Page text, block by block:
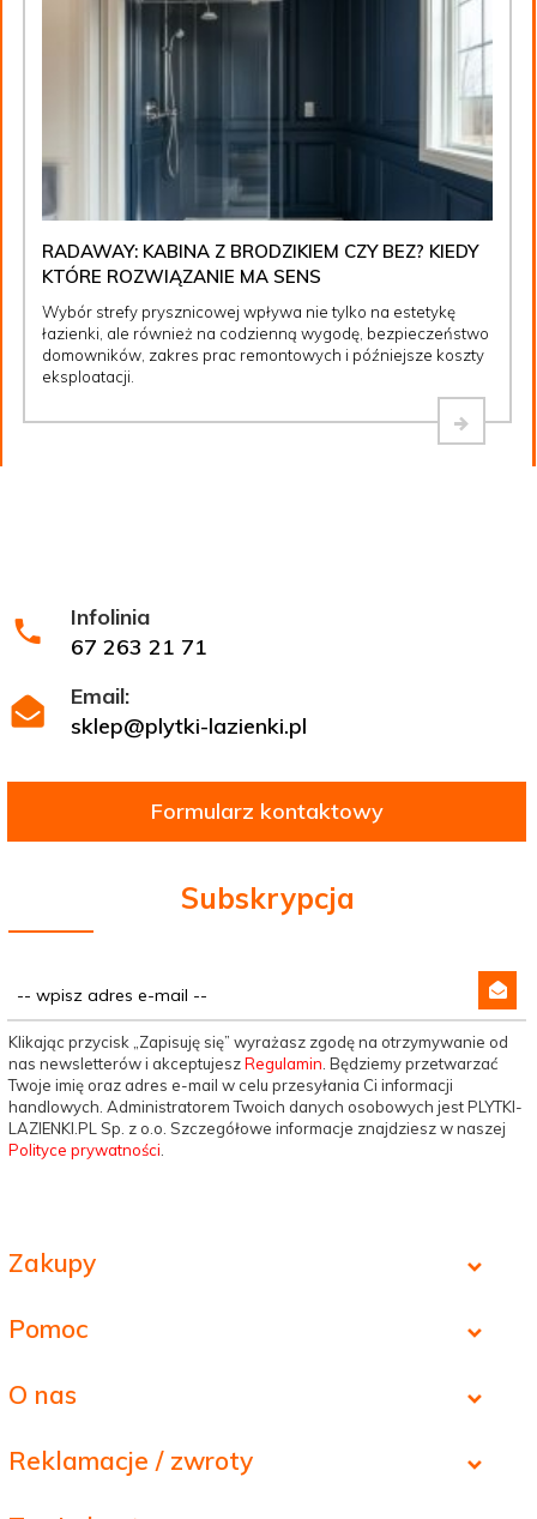
RADAWAY: KABINA Z BRODZIKIEM CZY BEZ? KIEDY
KTÓRE ROZWIĄZANIE MA SENS
Wybór strefy prysznicowej wpływa nie tylko na estetykę
łazienki, ale również na codzienną wygodę, bezpieczeństwo
domowników, zakres prac remontowych i późniejsze koszty
eksploatacji.
Infolinia
67 263 21 71
Email:
sklep@plytki-lazienki.pl
Formularz kontaktowy
Subskrypcja
Klikając przycisk „Zapisuję się” wyrażasz zgodę na otrzymywanie od
nas newsletterów i akceptujeszRegulamin . Będziemy przetwarzać
Twoje imię oraz adres e-mail w celu przesyłania Ci informacji
handlowych. Administratorem Twoich danych osobowych jest PLYTKI-
LAZIENKI.PL Sp. z o.o. Szczegółowe informacje znajdziesz w naszej
Polityce prywatności
Zakupy
Pomoc
O nas
Reklamacje / zwroty